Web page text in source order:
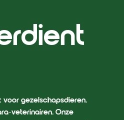
voor gezelschapsdieren.
veterinairen. Onze